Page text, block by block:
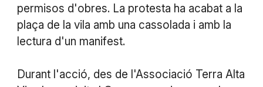
permisos d'obres. La protesta ha acabat a la
plaça de la vila amb una cassolada i amb la
lectura d'un manifest.
Durant l'acció, des de l'Associació Terra Alta